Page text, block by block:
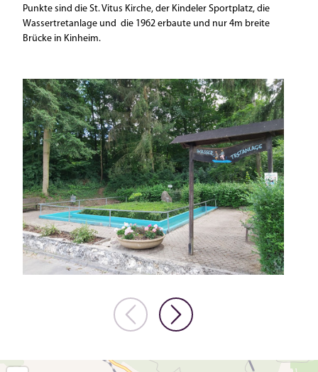
Punkte sind die St. Vitus Kirche, der Kindeler Sportplatz, die
Wassertretanlage und die 1962 erbaute und nur 4m breite
Brücke in Kinheim.